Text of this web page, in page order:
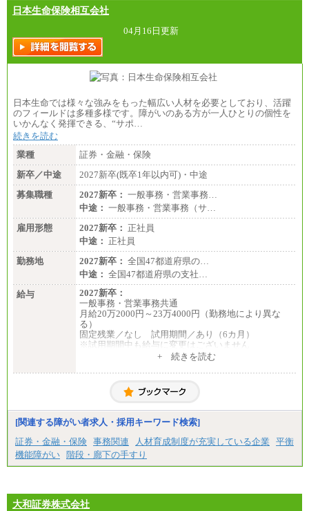
日本生命保険相互会社
04月16日更新
日本生命では様々な強みをもった幅広い人材を必要としており、活躍
のフィールドは多種多様です。障がいのある方が一人ひとりの個性を
いかんなく発揮できる、“サポ…
続きを読む
業種
証券・金融・保険
新卒／中途
2027新卒(既卒1年以内可)・中途
募集職種
2027新卒： 一般事務・営業事務…
中途： 一般事務・営業事務（サ…
雇用形態
2027新卒： 正社員
中途： 正社員
勤務地
2027新卒： 全国47都道府県の…
中途： 全国47都道府県の支社…
給与
2027新卒：
一般事務・営業事務共通
月給20万2000円～23万4000円（勤務地により異な
る）
固定残業／なし 試用期間／あり（6カ月）
※試用期間中も給与に変更はございません
月給20万2000円～23万4000円（勤務地により異な
固定残業／なし 試用期間／あり（6か月）
+ 続きを読む
[関連する障がい者求人・採用キーワード検索]
証券・金融・保険 事務関連 人材育成制度が充実している企業
平衡
機能障がい 階段・廊下の手すり
大和証券株式会社